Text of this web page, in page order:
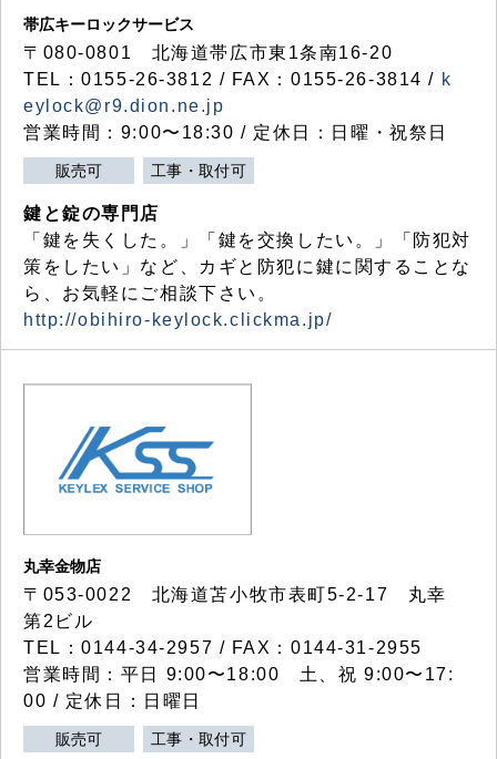
帯広キーロックサービス
〒080-0801 北海道帯広市東1条南16-20
TEL：0155-26-3812 / FAX：0155-26-3814 / k
eylock@r9.dion.ne.jp
営業時間：9:00〜18:30 / 定休日：日曜・祝祭日
販売可 工事・取付可
鍵と錠の専門店
「鍵を失くした。」「鍵を交換したい。」「防犯対
策をしたい」など、カギと防犯に鍵に関することな
ら、お気軽にご相談下さい。
http://obihiro-keylock.clickma.jp/
丸幸金物店
〒053-0022 北海道苫小牧市表町5-2-17 丸幸
第2ビル
TEL：0144-34-2957 / FAX：0144-31-2955
営業時間：平日 9:00〜18:00 土、祝 9:00〜17:
00 / 定休日：日曜日
販売可 工事・取付可